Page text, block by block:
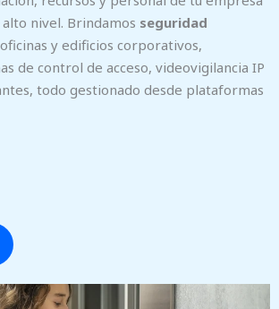
nivel. Brindamos seguridad
y edificios corporativos,
de control de acceso, videovigilancia IP
todo gestionado desde plataformas